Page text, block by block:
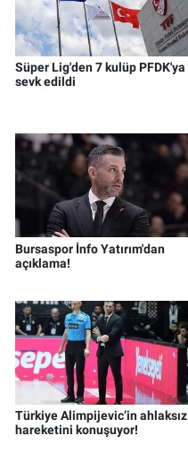
Süper Lig'den 7 kulüp PFDK'ya
sevk edildi
Bursaspor İnfo Yatırım'dan
açıklama!
Türkiye Alimpijevic’in ahlaksız
hareketini konuşuyor!